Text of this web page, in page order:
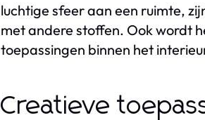
luchtige sfeer aan een ruimte,
met andere stoffen. Ook wordt
toepassingen binnen het
Creatieve